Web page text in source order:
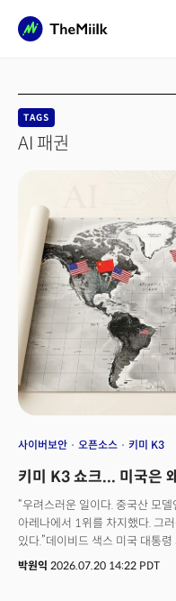
TAGS
AI 패권
사이버보안 오픈소스 키미 K3
키미 K3 쇼크... 미국은
“우려스러운 일이다. 중국산 모
아레나에서 1위를 차지했다. 그
있다.”데이비드 색스 미국 대통
소셜미디어를 통해 공개적으로
박원익 2026.07.20 14:22 PDT